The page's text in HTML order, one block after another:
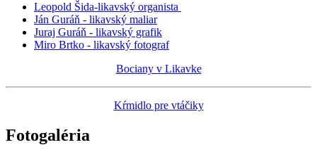
Leopold Šida-likavský organista
Ján Guráň - likavský maliar
Juraj Guráň - likavský grafik
Miro Brtko - likavský fotograf
Bociany v Likavke
Kŕmidlo pre vtáčiky
Fotogaléria